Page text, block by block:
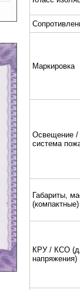
Маркировка
Освещение /
система
Габариты,
(компактные)
КРУ / КСО
напряжения)